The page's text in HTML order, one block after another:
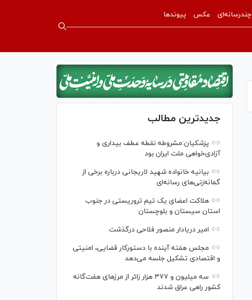
چندرسانه‌ای عکس پیوندها
جدیدترین مطالب
پزشکیان:مشروطه نقطه عطف بیداری و
آزادی‌خواهی ملت ایران بود
بیانیه خانواده شهید لاریجانی درباره برخی از
گمانه‌زنی‌های رسانه‌ای
هلاکت اعضای یک تیم تروریستی در جنوب
استان سیستان و بلوچستان
امیر دریادار منصور فلاحی درگذشت
مجلس هفته آینده با دستورکار قضایی، امنیتی
و اقتصادی تشکیل جلسه می‌دهد
سه میلیون و ۳۷۷ هزار زائر از مرز‌های هفت‌گانه
کشور راهی عراق شدند